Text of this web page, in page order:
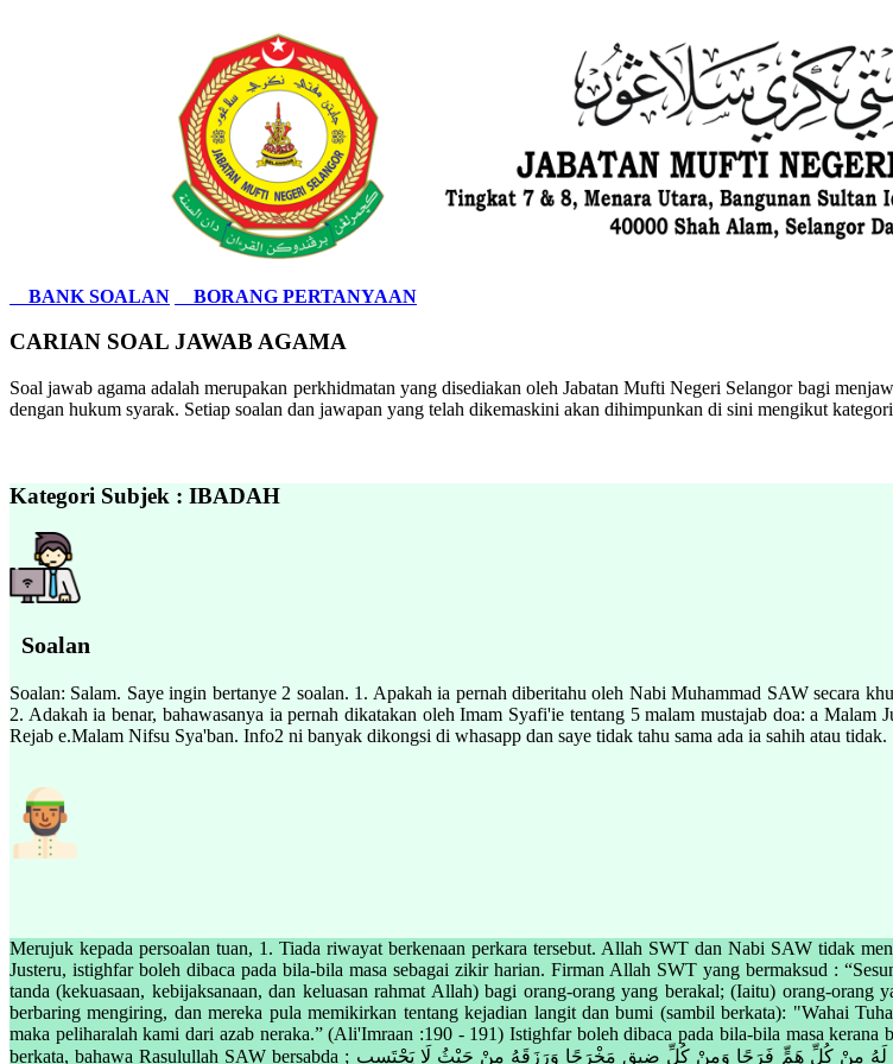
BANK SOALAN BORANG PERTANYAAN
CARIAN SOAL JAWAB AGAMA
Soal jawab agama adalah merupakan perkhidmatan yang disediakan oleh Jabatan Mufti Negeri Selangor bagi
dengan hukum syarak. Setiap soalan dan jawapan yang telah dikemaskini akan dihimpunkan di sini mengikut
Kategori Subjek : IBADAH
Soalan
Soalan: Salam. Saye ingin bertanye 2 soalan. 1. Apakah ia pernah diberitahu oleh Nabi Muhammad SAW secara
2. Adakah ia benar, bahawasanya ia pernah dikatakan oleh Imam Syafi'ie tentang 5 malam mustajab doa: a
Rejab e.Malam Nifsu Sya'ban. Info2 ni banyak dikongsi di whasapp dan saye tidak tahu sama ada ia sahih atau tidak.
Merujuk kepada persoalan tuan, 1. Tiada riwayat berkenaan perkara tersebut. Allah SWT dan Nabi SAW tidak
Justeru, istighfar boleh dibaca pada bila-bila masa sebagai zikir harian. Firman Allah SWT yang bermaksud :
tanda (kekuasaan, kebijaksanaan, dan keluasan rahmat Allah) bagi orang-orang yang berakal; (Iaitu) orang-
berbaring mengiring, dan mereka pula memikirkan tentang kejadian langit dan bumi (sambil berkata): "Wahai
maka peliharalah kami dari azab neraka.” (Ali'Imraan :190 - 191) Istighfar boleh dibaca pada bila-bila masa
berkata, bahawa Rasulullah SAW bersabda ; مَنْ لَزِمَ الِاسْتِغْفَارَ جَعَلَ اللَّهُ لَهُ مِنْ كُلِّ هَمٍّ فَرَجًا وَمِنْ كُلِّ ضِيقٍ مَخْرَجًا وَرَزَقَهُ مِنْ حَيْثُ لَا يَحْتَسِب Maksudnya : “Barang siapa yang melazimi membaca istighfar,